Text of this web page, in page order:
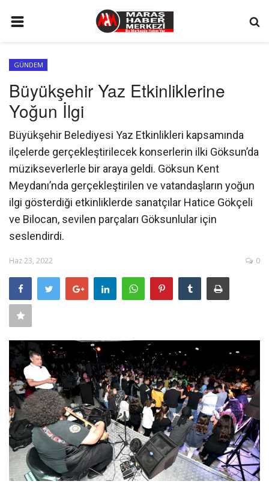
GÜNDEM
SİYASET
EKONOMİ
EĞİTİM
SPOR
İLETİŞİM
KÜNYE
FOTO GALERİ
KÜLTÜR SANAT
SAĞLIK
FİRMA HABER
OTURUM AÇ
KAYIT
GÜNDEM
Büyükşehir Yaz Etkinliklerine
Yoğun İlgi
Büyükşehir Belediyesi Yaz Etkinlikleri kapsamında
ilçelerde gerçekleştirilecek konserlerin ilki Göksun’da
müzikseverlerle bir araya geldi. Göksun Kent
Meydanı’nda gerçekleştirilen ve vatandaşların yoğun
ilgi gösterdiği etkinliklerde sanatçılar Hatice Gökçeli
ve Bilocan, sevilen parçaları Göksunlular için
seslendirdi.
Haz 23, 2022 0